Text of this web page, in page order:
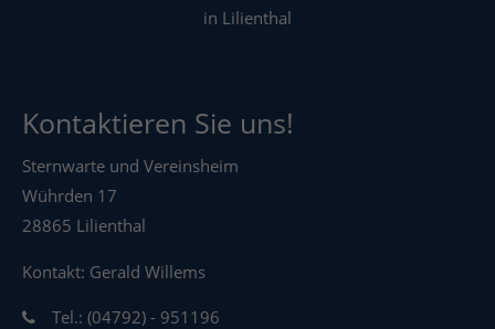
in Lilienthal
Kontaktieren Sie uns!
Sternwarte und Vereinsheim
Wührden 17
28865 Lilienthal
Kontakt: Gerald Willems
Tel.: (04792) - 951196